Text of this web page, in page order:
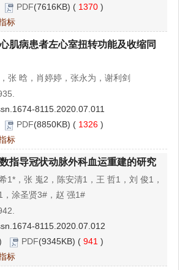
PDF(7616KB) ( 1370 )
标
肌病患者左心室扭转功能及收缩同
张 晗，肖婷婷，张永为，谢利剑
8115.2020.07.011
PDF(8850KB) ( 1326 )
标
指导冠状动脉外科血运重建的研究
1*，张 嵬2，陈安清1，王 哲1，刘 俊1，
，涂圣贤3#，赵 强1#
8115.2020.07.012
PDF(9345KB) ( 941 )
标